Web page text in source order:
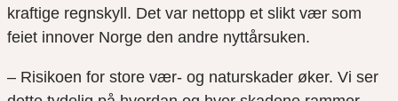
kraftige regnskyll. Det var nettopp et slikt vær som
feiet innover Norge den andre nyttårsuken.
– Risikoen for store vær- og naturskader øker. Vi ser